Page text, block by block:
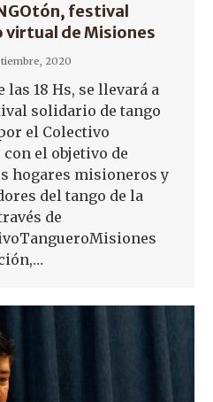
festival
virtual de Misiones
2020
18 Hs, se llevará a
solidario de tango
el Colectivo
el objetivo de
hogares misioneros y
del tango de la
de